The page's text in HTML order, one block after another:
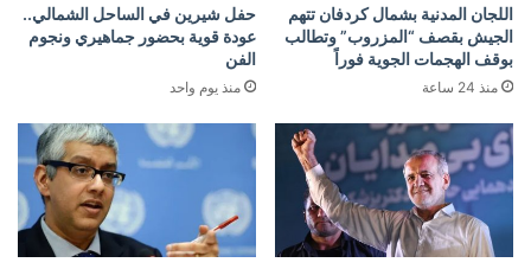
اللجان المدنية بشمال كردفان تتهم
الجيش بقصف “المزروب” وتطالب
بوقف الهجمات الجوية فوراً
منذ 24 ساعة
حفل شيرين في الساحل الشمالي..
عودة قوية بحضور جماهيري ونجوم
الفن
منذ يوم واحد